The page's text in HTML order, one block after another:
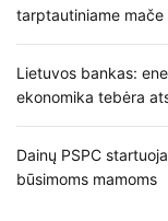
tarptautiniame mače
Lietuvos bankas:
ekonomika tebėra
Dainų PSPC
būsimoms mamoms